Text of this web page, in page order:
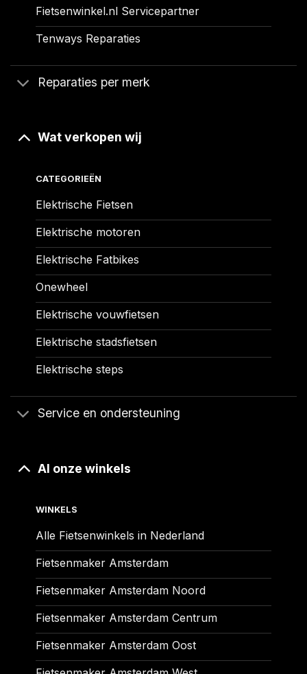
Fietsenwinkel.nl Servicepartner
Tenways Reparaties
Reparaties per merk
Wat verkopen wij
CATEGORIEËN
Elektrische Fietsen
Elektrische motoren
Elektrische Fatbikes
Onewheel
Elektrische vouwfietsen
Elektrische stadsfietsen
Elektrische steps
Service en ondersteuning
Al onze winkels
WINKELS
Alle Fietsenwinkels in Nederland
Fietsenmaker Amsterdam
Fietsenmaker Amsterdam Noord
Fietsenmaker Amsterdam Centrum
Fietsenmaker Amsterdam Oost